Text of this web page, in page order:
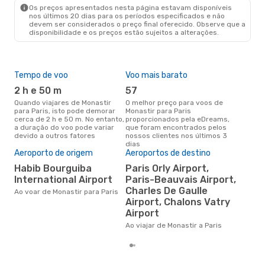
Os preços apresentados nesta página estavam disponíveis
nos últimos 20 dias para os períodos especificados e não
devem ser considerados o preço final oferecido. Observe que a
disponibilidade e os preços estão sujeitos a alterações.
Tempo de voo
2 h e 50 m
Quando viajares de Monastir
para Paris, isto pode demorar
cerca de 2 h e 50 m. No entanto,
a duração do voo pode variar
devido a outros fatores
Voo mais barato
57
O melhor preço para voos de
Monastir para Paris
proporcionados pela eDreams,
que foram encontrados pelos
nossos clientes nos últimos 3
dias
Aeroporto de origem
Habib Bourguiba
International Airport
Ao voar de Monastir para Paris
Aeroportos de destino
Paris Orly Airport,
Paris-Beauvais Airport,
Charles De Gaulle
Airport, Chalons Vatry
Airport
Ao viajar de Monastir a Paris